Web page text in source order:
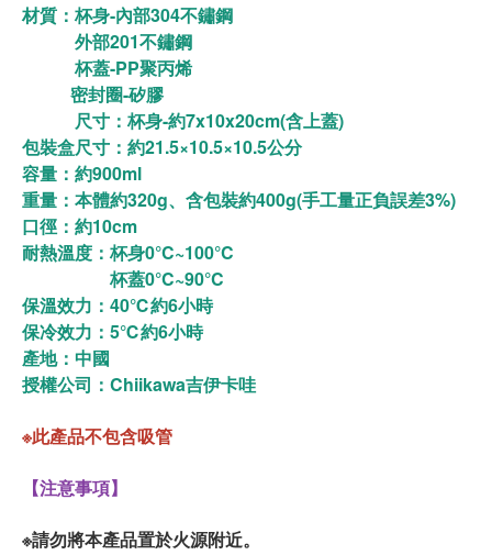
材質：杯身-內部304不鏽鋼
外部201不鏽鋼
杯蓋-PP聚丙烯
密封圈-矽膠
尺寸：杯身-約7x10x20cm(含上蓋)
包裝盒尺寸：約21.5×10.5×10.5公分
容量：約900ml
重量：本體約320g、含包裝約400g(手工量正負誤差3%)
口徑：約10cm
耐熱溫度：杯身0°C~100°C
杯蓋0°C~90°C
保溫效力：40℃約6小時
保冷效力：5℃約6小時
產地：中國
授權公司：Chiikawa吉伊卡哇
※此產品不包含吸管
【注意事項】
※請勿將本產品置於火源附近。